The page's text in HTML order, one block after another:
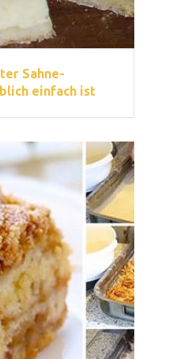
Sahne-
einfach ist